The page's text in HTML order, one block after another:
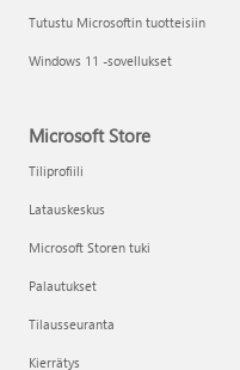
Tutustu Microsoftin tuotteisiin
Windows 11 -sovellukset
Microsoft Store
Tiliprofiili
Latauskeskus
Microsoft Storen tuki
Palautukset
Tilausseuranta
Kierrätys